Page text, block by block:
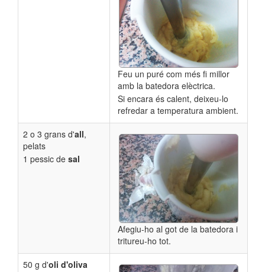
Feu un puré com més fi millor
amb la batedora elèctrica.
Si encara és calent, deixeu-lo
refredar a temperatura ambient.
2 o 3 grans d'all,
pelats
1 pessic de sal
Afegiu-ho al got de la batedora i
tritureu-ho tot.
50 g d'oli d'oliva